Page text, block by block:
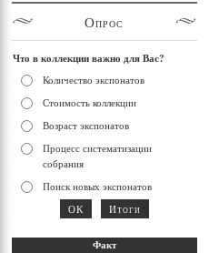
Опрос
Что в коллекции важно для Вас?
Количество экспонатов
Стоимость коллекции
Возраст экспонатов
Процесс систематизации
собрания
Поиск новых экспонатов
Факт